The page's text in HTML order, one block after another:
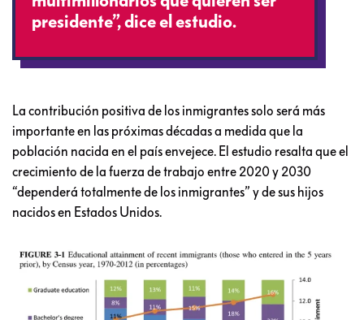
presidente”, dice el estudio.
La contribución positiva de los inmigrantes solo será más
importante en las próximas décadas a medida que la
población nacida en el país envejece. El estudio resalta que el
crecimiento de la fuerza de trabajo entre 2020 y 2030
“dependerá totalmente de los inmigrantes” y de sus hijos
nacidos en Estados Unidos.